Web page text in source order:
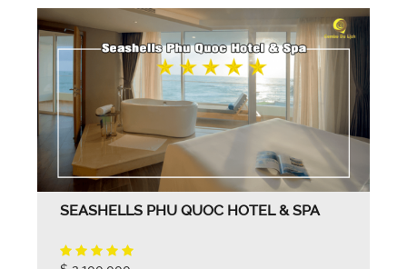
SEASHELLS PHU QUOC HOTEL & SPA